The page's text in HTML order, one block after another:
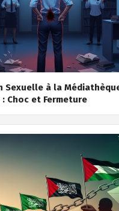
Sexuelle à la
Choc et Fermeture